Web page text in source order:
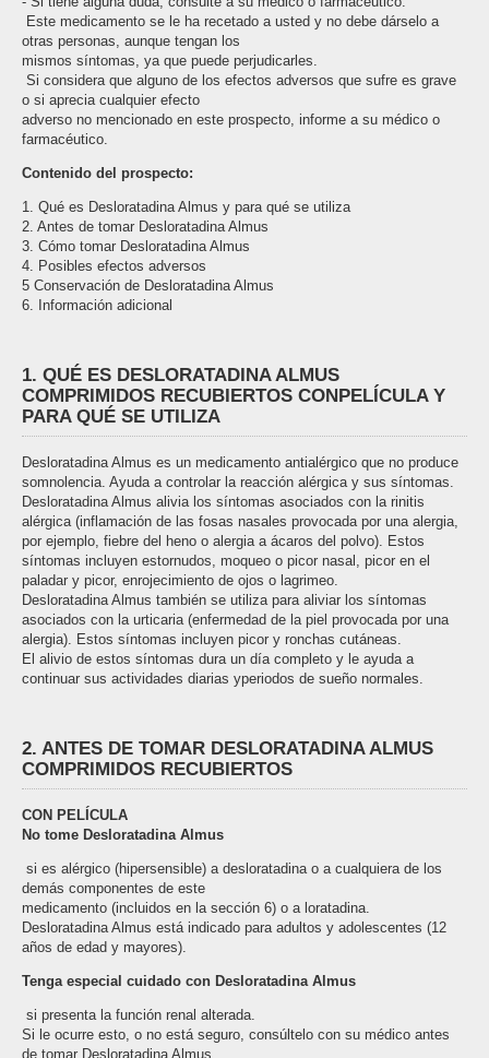
­ Este medicamento se le ha recetado a usted y no debe dárselo a
otras personas, aunque tengan los
mismos síntomas, ya que puede perjudicarles.
­ Si considera que alguno de los efectos adversos que sufre es grave
o si aprecia cualquier efecto
adverso no mencionado en este prospecto, informe a su médico o
farmacéutico.
Contenido del prospecto:
1. Qué es Desloratadina Almus y para qué se utiliza
2. Antes de tomar Desloratadina Almus
3. Cómo tomar Desloratadina Almus
4. Posibles efectos adversos
5 Conservación de Desloratadina Almus
6. Información adicional
1. QUÉ ES DESLORATADINA ALMUS
COMPRIMIDOS RECUBIERTOS CONPELÍCULA Y
PARA QUÉ SE UTILIZA
Desloratadina Almus es un medicamento antialérgico que no produce
somnolencia. Ayuda a controlar la reacción alérgica y sus síntomas.
Desloratadina Almus alivia los síntomas asociados con la rinitis
alérgica (inflamación de las fosas nasales provocada por una alergia,
por ejemplo, fiebre del heno o alergia a ácaros del polvo). Estos
síntomas incluyen estornudos, moqueo o picor nasal, picor en el
paladar y picor, enrojecimiento de ojos o lagrimeo.
Desloratadina Almus también se utiliza para aliviar los síntomas
asociados con la urticaria (enfermedad de la piel provocada por una
alergia). Estos síntomas incluyen picor y ronchas cutáneas.
El alivio de estos síntomas dura un día completo y le ayuda a
continuar sus actividades diarias yperiodos de sueño normales.
2. ANTES DE TOMAR DESLORATADINA ALMUS
COMPRIMIDOS RECUBIERTOS
CON PELÍCULA
No tome Desloratadina Almus
­ si es alérgico (hipersensible) a desloratadina o a cualquiera de los
demás componentes de este
medicamento (incluidos en la sección 6) o a loratadina.
Desloratadina Almus está indicado para adultos y adolescentes (12
años de edad y mayores).
Tenga especial cuidado con Desloratadina Almus
­ si presenta la función renal alterada.
Si le ocurre esto, o no está seguro, consúltelo con su médico antes
de tomar Desloratadina Almus